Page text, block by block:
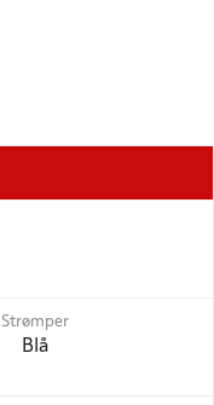
Strømper
Blå